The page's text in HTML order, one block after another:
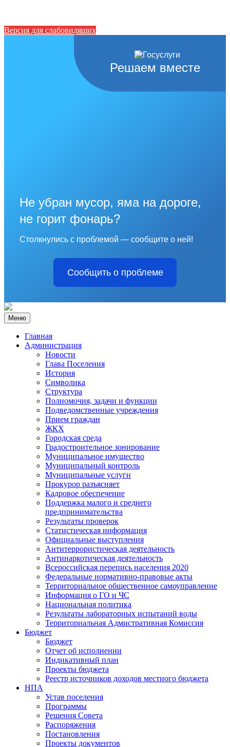
Версия для слабовидящих
Решаем вместе
Не убран мусор, яма на дороге,
не горит фонарь?
Столкнулись с проблемой — сообщите о ней!
Сообщить о проблеме
Меню
Главная
Администрация
Новости
Глава Поселения
История
Символика
Структура
Полномочия, задачи и функции
Подведомственные учреждения
Прием граждан
ЖКХ
Городская среда
Градостроительное зонирование
Муниципальное имущество
Муниципальный контроль
Муниципальные услуги
Прокурор разъясняет
Кадровое обеспечение
Поддержка малого и среднего
предпринимательства
Результаты проверок
Статистическая информация
Официальные выступления
Антитеррористическая деятельность
Антинаркотическая деятельность
Всероссийская перепись населения 2020
Федеральные нормативно-правовые акты
Территориальное общественное самоуправление
Информация о ГО и ЧС
Национальная политика
Результаты лабораторных испытаний воды
Территориальная Адмистративная Комиссия
Бюджет
Бюджет
Отчет об исполнении
Индикативный план
Проекты бюджета
Реестр источников доходов местного бюджета
НПА
Устав поселения
Программы
Решения Совета
Распоряжения
Постановления
Проекты документов